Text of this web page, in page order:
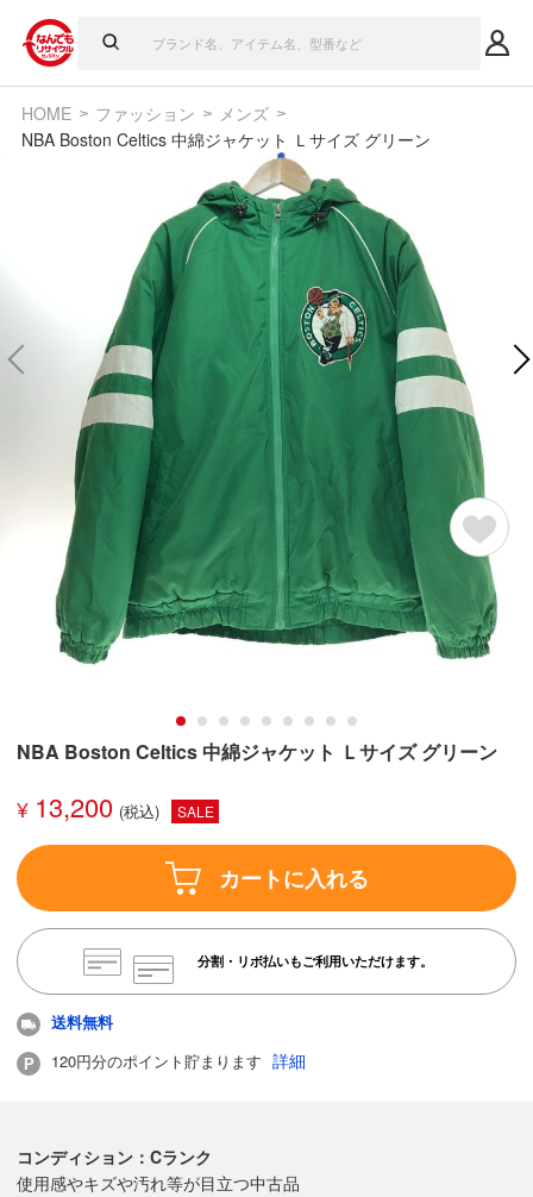
HOME ファッション
メンズ
NBA Boston Celtics 中綿ジャケット Ｌサイズ グリーン
NBA Boston Celtics 中綿ジャケット Ｌサイズ グリーン
¥ 13,200 SALE
カートに入れる
分割・リボ払いもご利用いただけます。
送料無料
120円分のポイント貯まります 詳細
コンディション：Cランク
使用感やキズや汚れ等が目立つ中古品